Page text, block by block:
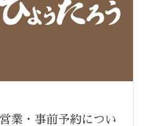
業・事前予約につい